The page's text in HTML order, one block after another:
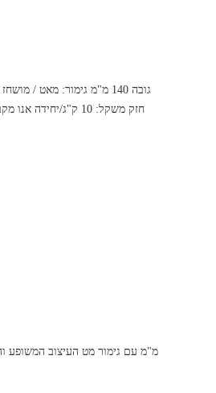
חזק משקל: 10 ק"ג/